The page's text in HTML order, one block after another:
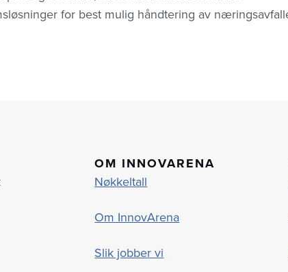
for best mulig håndtering av
OM INNOVARENA
Nøkkeltall
Om InnovArena
Slik jobber vi